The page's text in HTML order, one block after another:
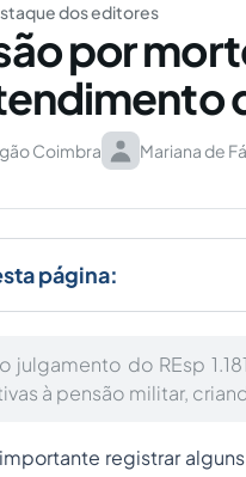
dos editores
por
Coimbra Mariana de
página:
julgamento do REsp
à pensão militar,
registrar